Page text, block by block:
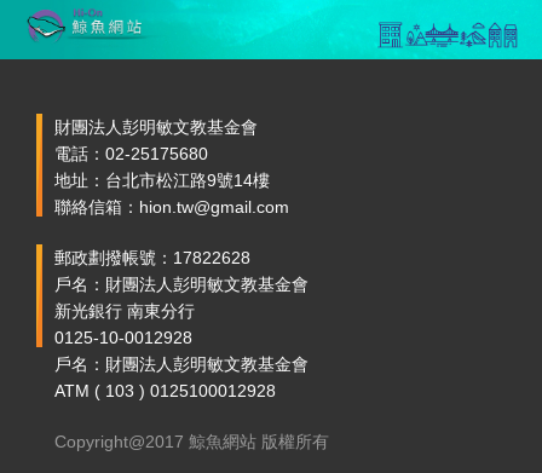
財團法人彭明敏文教基金會
電話：02-25175680
地址：台北市松江路9號14樓
聯絡信箱：hion.tw@gmail.com
郵政劃撥帳號：17822628
戶名：財團法人彭明敏文教基金會
新光銀行 南東分行
0125-10-0012928
戶名：財團法人彭明敏文教基金會
ATM ( 103 ) 0125100012928
Copyright@2017 鯨魚網站 版權所有